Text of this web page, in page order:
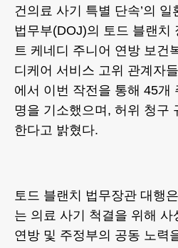
건의료 사기 특별 단속’의
법무부(DOJ)의 토드 블랜치
트 케네디 주니어 연방 보건
디케어 서비스 고위 관계자
에서 이번 작전을 통해 45개
명을 기소했으며, 허위 청구
한다고 밝혔다.
토드 블랜치 법무장관 대행
는 의료 사기 척결을 위해 사
연방 및 주정부의 공동 노력